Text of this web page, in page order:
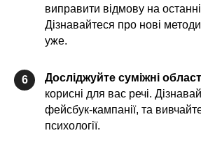
виправити відмову на
Дізнавайтеся про нові
уже.
6 Досліджуйте суміжні
корисні для вас речі.
фейсбук-кампанії, та
психології.